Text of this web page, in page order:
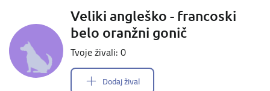
Veliki angleško - francoski
belo oranžni gonič
Tvoje živali: 0
Dodaj žival